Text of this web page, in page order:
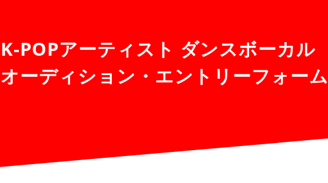
K-POPアーティスト ダンスボーカル
オーディション・エントリーフォーム